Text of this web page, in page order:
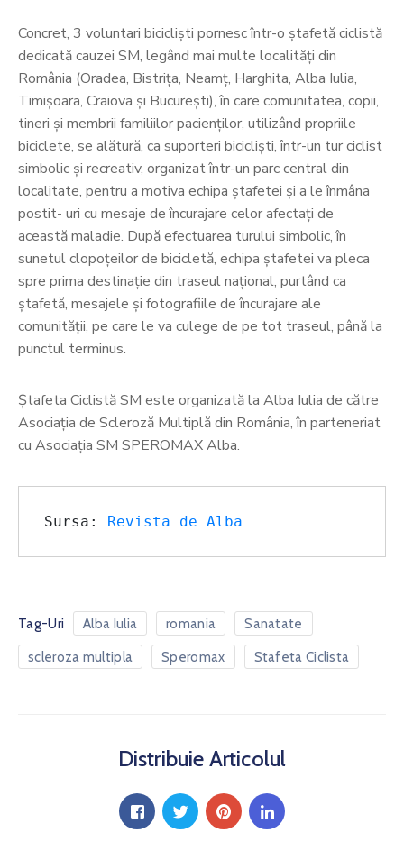
Concret, 3 voluntari bicicliști pornesc într-o ștafetă ciclistă
dedicată cauzei SM, legând mai multe localități din
România (Oradea, Bistrița, Neamț, Harghita, Alba Iulia,
Timișoara, Craiova și București), în care comunitatea, copii,
tineri și membrii familiilor pacienților, utilizând propriile
biciclete, se alătură, ca suporteri bicicliști, într-un tur ciclist
simbolic și recreativ, organizat într-un parc central din
localitate, pentru a motiva echipa ștafetei și a le înmâna
postit- uri cu mesaje de încurajare celor afectați de
această maladie. După efectuarea turului simbolic, în
sunetul clopoțeilor de bicicletă, echipa ștafetei va pleca
spre prima destinație din traseul național, purtând ca
ștafetă, mesajele și fotografiile de încurajare ale
comunității, pe care le va culege de pe tot traseul, până la
punctul terminus.
Ștafeta Ciclistă SM este organizată la Alba Iulia de către
Asociația de Scleroză Multiplă din România, în parteneriat
cu Asociația SM SPEROMAX Alba.
Sursa: Revista de Alba
Tag-Uri Alba Iulia romania Sanatate
scleroza multipla Speromax Stafeta Ciclista
Distribuie Articolul